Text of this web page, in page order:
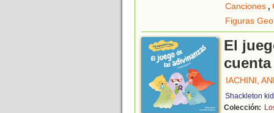
Canciones,
Figuras
El
IACHINI,
Shackleton
Colección: